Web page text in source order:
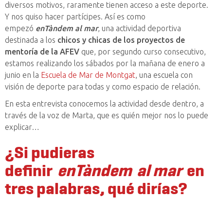
diversos motivos, raramente tienen acceso a este deporte.
Y nos quiso hacer partícipes. Así es como
empezó enTàndem al mar, una actividad deportiva
destinada a los chicos y chicas de los proyectos de
mentoría de la AFEV que, por segundo curso consecutivo,
estamos realizando los sábados por la mañana de enero a
junio en la Escuela de Mar de Montgat, una escuela con
visión de deporte para todas y como espacio de relación.
En esta entrevista conocemos la actividad desde dentro, a
través de la voz de Marta, que es quién mejor nos lo puede
explicar…
¿Si pudieras
definir enTàndem al maren
tres palabras, qué dirías?